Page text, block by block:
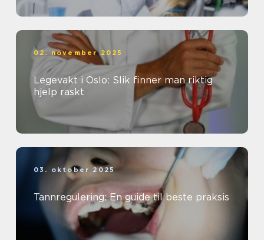
02. november 2025
Legevakt i Oslo: Slik finner man riktig
hjelp raskt
03. oktober 2025
Tannregulering: En guide til beste praksis